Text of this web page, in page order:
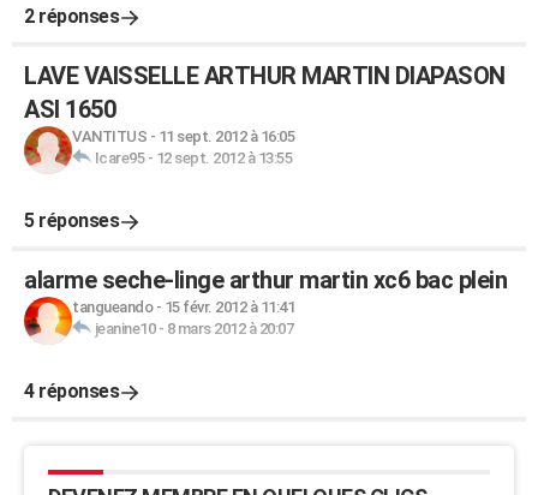
2 réponses
LAVE VAISSELLE ARTHUR MARTIN DIAPASON
ASI 1650
VANTITUS - 11 sept. 2012 à 16:05
Icare95- 12 sept. 2012 à 13:55
5 réponses
alarme seche-linge arthur martin xc6 bac plein
tangueando- 15 févr. 2012 à 11:41
jeanine10- 8 mars 2012 à 20:07
4 réponses